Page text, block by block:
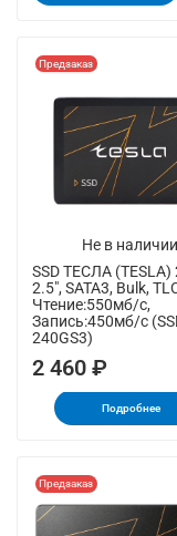
Не в наличии
Предзаказ
SSD ТЕСЛА (TESLA)
2.5", SATA3, Bulk,
Чтение:550мб/с,
Запись:450мб/с
240GS3)
2 460 ₽
Подробнее
Предзаказ